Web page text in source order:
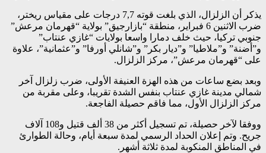
يذكر أن الزلزال، الذي بلغت قوته 7,7 درجات على مقياس ريختر،
ضرب الاثنين 6 فبراير، منطقة “بازارجيق” بولاية “قهرمان مرعش”
جنوبي تركيا، حيث خلف دمارا واسعا بولايات “غازي عنتاب”
و”أضنة” و”ملاطيا” و”ديار بكر” و”شانلي أورفا” و”عثمانية”، علاوة
على “قهرمان مرعش”، مركز الزلزال.
وبعد بضع ساعات من هذه الهزة العنيفة الأولى، ضرب زلزال آخر
شمالي مدينة غازي عنتاب بنفس الشدة تقريبا، وعلى مقربة من
مركز الزلزال الأول، مما فاقم حصيلة الفاجعة.
ووفقا لآخر حصيلة، تم تسجيل أكثر من 38 ألف قتيل و108 آلاف
جريح. وتم إعلان الحداد الرسمي لمدة سبعة أيام، وحالة الطوارئ
في المناطق المنكوبة لمدة ثلاثة أشهر.